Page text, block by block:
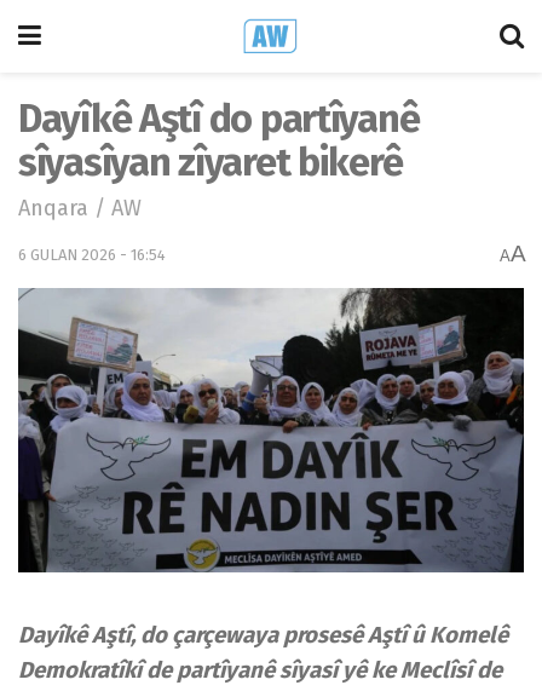
Dayîkê Aştî do partîyanê
sîyasîyan zîyaret bikerê
Anqara / AW
6 GULAN 2026 - 16:54 AA
Dayîkê Aştî, do çarçewaya prosesê Aştî û Komelê
Demokratîkî de partîyanê sîyasî yê ke Meclîsî de